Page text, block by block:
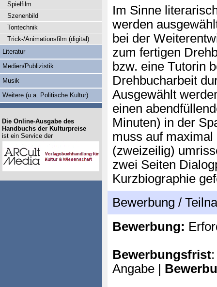
Im Sinne
werden
bei der
zum fertigen
bzw. eine Tutorin
Drehbucharbeit
Ausgewählt
einen
Minuten) in der
muss auf
(zweizeilig)
zwei Seiten
Kurzbiographie
Bewerbung /
Bewerbung:
Bewerbungsfrist
Angabe |
Spielfilm
Szenenbild
Tontechnik
Trick-/Animationsfilm (digital)
Literatur
Medien/Publizistik
Musik
Weitere (u.a. Politische Kultur)
Die Online-Ausgabe des
Handbuchs der Kulturpreise
ist ein Service der